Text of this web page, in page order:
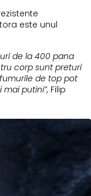
este unul
de la 400 pana
corp sunt preturi
de top pot
putini”, Filip